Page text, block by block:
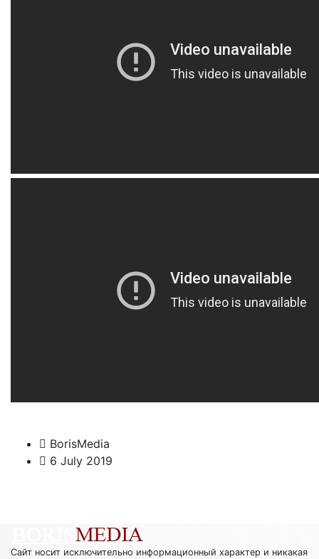
BorisMedia
6 July 2019
Сайт носит исключительно информационный характер и никакая